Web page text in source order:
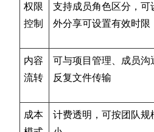
权限
控制
支持成员角色区分，
外分享可设置有效时限
内容
流转
可与项目管理、成员
反复文件传输
成本
计费透明，可按团队规